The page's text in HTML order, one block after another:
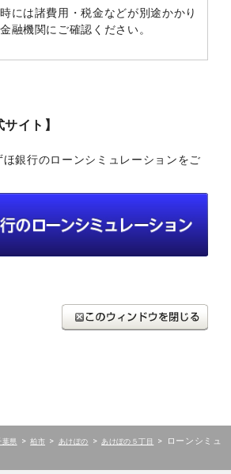
には諸費用・税金などが別途かかり
融機関にご確認ください。
イト】
銀行のローンシミュレーションをご
葉県 > 柏市 > あけぼの > あけぼの５丁目 >
ローンシミュ